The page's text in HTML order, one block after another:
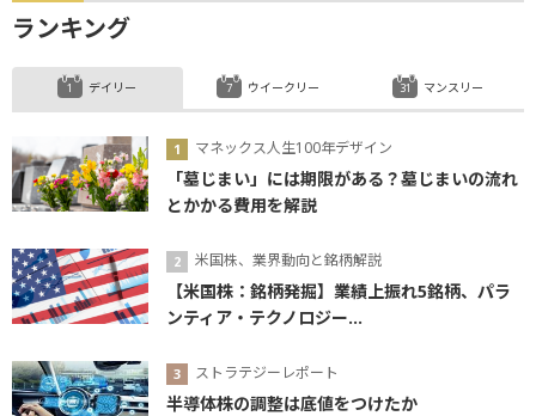
ランキング
デイリー
マネックス人生100年デザイン
「墓じまい」には期限がある？墓じまいの流れ
とかかる費用を解説
米国株、業界動向と銘柄解説
【米国株：銘柄発掘】業績上振れ5銘柄、パラ
ンティア・テクノロジー...
ストラテジーレポート
半導体株の調整は底値をつけたか
ウイークリー マンスリー